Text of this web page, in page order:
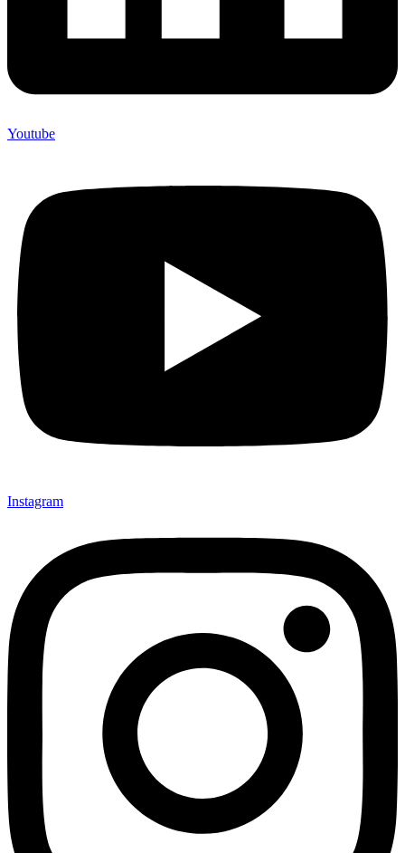
Youtube
Instagram